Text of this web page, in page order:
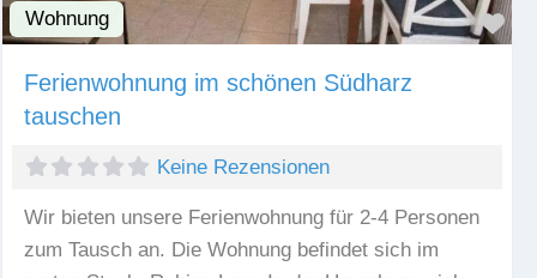
Wohnung
Ferienwohnung im schönen Südharz
tauschen
Keine Rezensionen
Wir bieten unsere Ferienwohnung für 2-4 Personen
zum Tausch an. Die Wohnung befindet sich im